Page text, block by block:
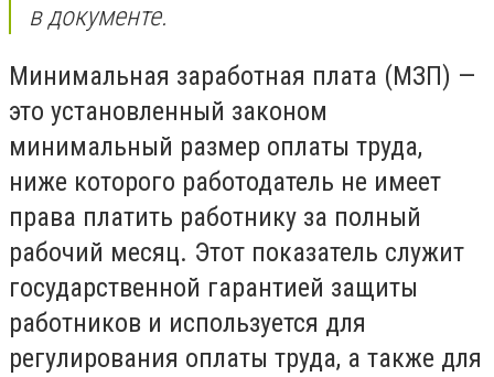
в документе.
Минимальная заработная плата (МЗП) —
это установленный законом
минимальный размер оплаты труда,
ниже которого работодатель не имеет
права платить работнику за полный
рабочий месяц. Этот показатель служит
государственной гарантией защиты
работников и используется для
регулирования оплаты труда, а также для